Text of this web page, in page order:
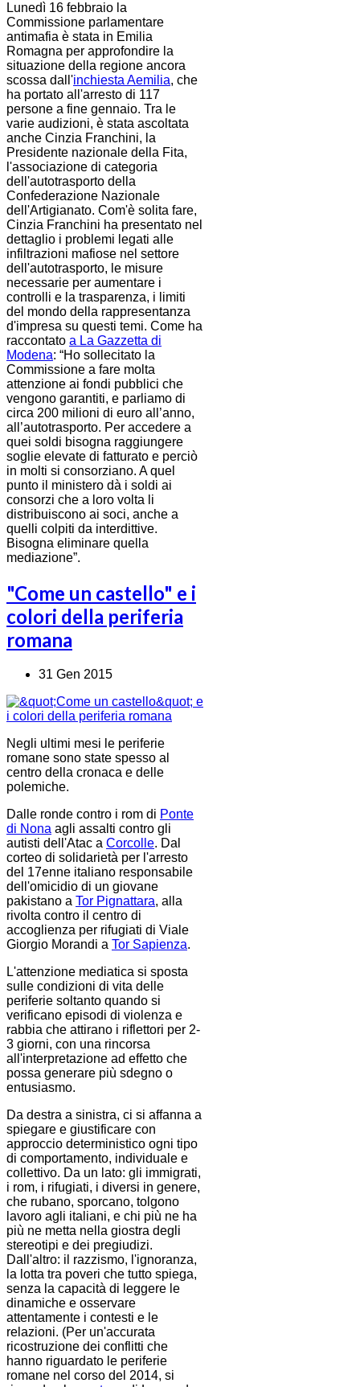
Lunedì 16 febbraio la
Commissione parlamentare
antimafia è stata in Emilia
Romagna per approfondire la
situazione della regione ancora
scossa dall'inchiesta Aemilia, che
ha portato all'arresto di 117
persone a fine gennaio. Tra le
varie audizioni, è stata ascoltata
anche Cinzia Franchini, la
Presidente nazionale della Fita,
l'associazione di categoria
dell'autotrasporto della
Confederazione Nazionale
dell'Artigianato. Com'è solita fare,
Cinzia Franchini ha presentato nel
dettaglio i problemi legati alle
infiltrazioni mafiose nel settore
dell'autotrasporto, le misure
necessarie per aumentare i
controlli e la trasparenza, i limiti
del mondo della rappresentanza
d'impresa su questi temi. Come ha
raccontato a La Gazzetta di
Modena: “Ho sollecitato la
Commissione a fare molta
attenzione ai fondi pubblici che
vengono garantiti, e parliamo di
circa 200 milioni di euro all’anno,
all’autotrasporto. Per accedere a
quei soldi bisogna raggiungere
soglie elevate di fatturato e perciò
in molti si consorziano. A quel
punto il ministero dà i soldi ai
consorzi che a loro volta li
distribuiscono ai soci, anche a
quelli colpiti da interdittive.
Bisogna eliminare quella
mediazione”.
"Come un castello" e i
colori della periferia
romana
31 Gen 2015
Negli ultimi mesi le periferie
romane sono state spesso al
centro della cronaca e delle
polemiche.
Dalle ronde contro i rom di Ponte
di Nona agli assalti contro gli
autisti dell'Atac a Corcolle. Dal
corteo di solidarietà per l'arresto
del 17enne italiano responsabile
dell'omicidio di un giovane
pakistano a Tor Pignattara, alla
rivolta contro il centro di
accoglienza per rifugiati di Viale
Giorgio Morandi a Tor Sapienza.
L'attenzione mediatica si sposta
sulle condizioni di vita delle
periferie soltanto quando si
verificano episodi di violenza e
rabbia che attirano i riflettori per 2-
3 giorni, con una rincorsa
all'interpretazione ad effetto che
possa generare più sdegno o
entusiasmo.
Da destra a sinistra, ci si affanna a
spiegare e giustificare con
approccio deterministico ogni tipo
di comportamento, individuale e
collettivo. Da un lato: gli immigrati,
i rom, i rifugiati, i diversi in genere,
che rubano, sporcano, tolgono
lavoro agli italiani, e chi più ne ha
più ne metta nella giostra degli
stereotipi e dei pregiudizi.
Dall'altro: il razzismo, l'ignoranza,
la lotta tra poveri che tutto spiega,
senza la capacità di leggere le
dinamiche e osservare
attentamente i contesti e le
relazioni. (Per un'accurata
ricostruzione dei conflitti che
hanno riguardato le periferie
romane nel corso del 2014, si